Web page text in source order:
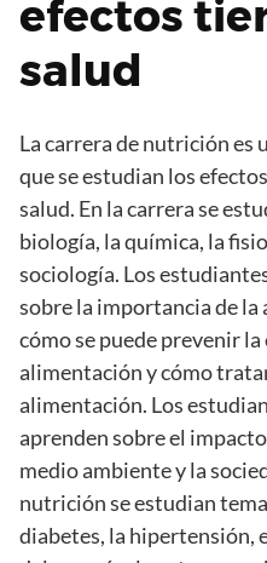
efectos
salud
La carrera de nutrición es
que se estudian los
salud. En la carrera se
biología, la química, la
sociología. Los
sobre la importancia de
cómo se puede prevenir
alimentación y cómo
alimentación. Los
aprenden sobre el
medio ambiente y la
nutrición se estudian
diabetes, la hipertensión,